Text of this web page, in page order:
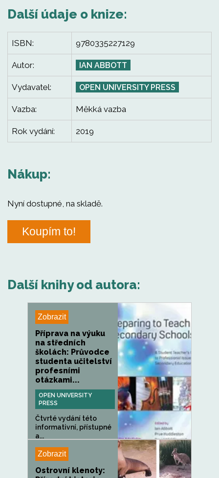
Další údaje o knize:
ISBN: 9780335227129
Autor: IAN ABBOTT
Vydavatel: OPEN UNIVERSITY PRESS
Vazba: Měkká vazba
Rok vydání: 2019
Nákup:
Nyní dostupné, na skladě.
Koupím to!
Další knihy od autora:
Zobrazit
Příprava na výuku
na středních
školách: Průvodce
studenta učitelství
profesními
otázkami...
OPEN UNIVERSITY
PRESS
Čtvrté vydání této
informativní, přístupné
a...
Zobrazit
Ostrovní klenoty: